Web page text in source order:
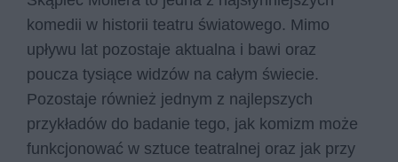
komedii w historii teatru światowego. Mimo
upływu lat pozostaje aktualna i bawi oraz
poucza tysiące widzów na całym świecie.
Pozostaje również jednym z najlepszych
przykładów do badanie tego, jak komizm może
funkcjonować w sztuce teatralnej oraz jak przy